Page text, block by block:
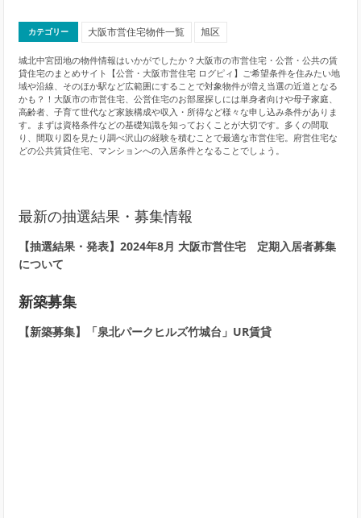
カテゴリー 大阪市営住宅物件一覧 旭区
城北中宮団地の物件情報はいかがでしたか？大阪市の市営住宅・公営・公共の賃
貸住宅のまとめサイト【公営・大阪市営住宅 ログピィ】ご希望条件を住みたい地
域や沿線、そのほか駅など広範囲にすることで対象物件が増え当選の近道となる
かも？！大阪市の市営住宅、公営住宅のお部屋探しには単身者向けや母子家庭、
高齢者、子育て世代など家族構成や収入・所得など様々な申し込み条件がありま
す。まずは資格条件などの基礎知識を知っておくことが大切です。多くの間取
り、間取り図を見たり調べ沢山の経験を積むことで最適な市営住宅。府営住宅な
どの公共賃貸住宅、マンションへの入居条件となることでしょう。
最新の抽選結果・募集情報
【抽選結果・発表】2024年8月 大阪市営住宅 定期入居者募集
について
新築募集
【新築募集】「泉北パークヒルズ竹城台」UR賃貸